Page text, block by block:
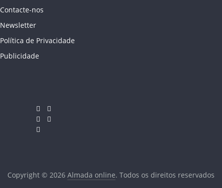
Contacte-nos
Newsletter
Política de Privacidade
Publicidade
Copyright © 2026 Almada online. Todos os direitos reservados